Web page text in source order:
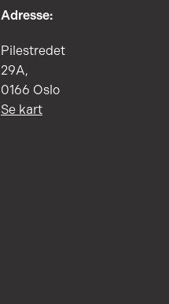
Adresse:
Pilestredet
29A,
0166 Oslo
Se kart